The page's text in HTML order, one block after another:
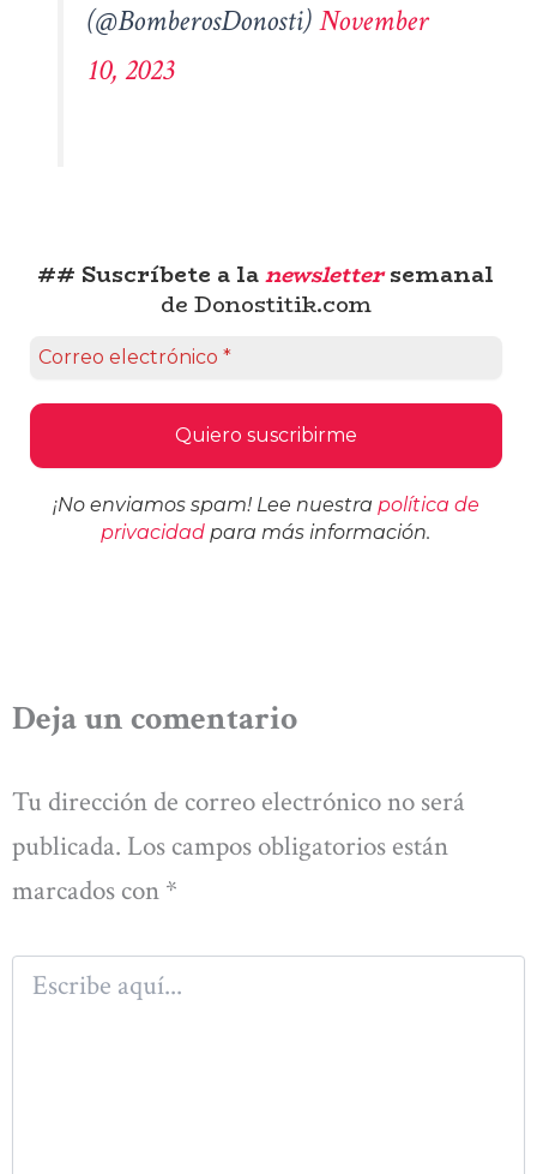
(@BomberosDonosti)November
10, 2023
## Suscríbete a lanewslettersemanal
de Donostitik.com
¡No enviamos spam! Lee nuestra política de
privacidad para más información.
Deja un comentario
Tu dirección de correo electrónico no será
publicada. Los campos obligatorios están
marcados con *
Escribe
aquí...